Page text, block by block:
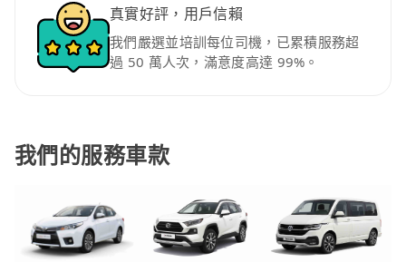
真實好評，用戶信賴
我們嚴選並培訓每位司機，已累積服務超
過 50 萬人次，滿意度高達 99%。
我們的服務車款